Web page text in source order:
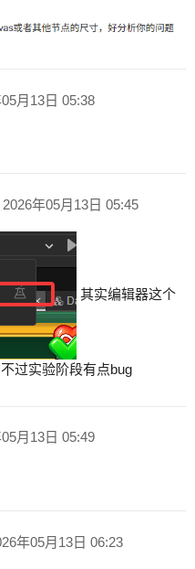
月13日 05:38
2026年05月13日 05:45
其实编辑器这个
过实验阶段有点bug
月13日 05:49
年05月13日 06:23